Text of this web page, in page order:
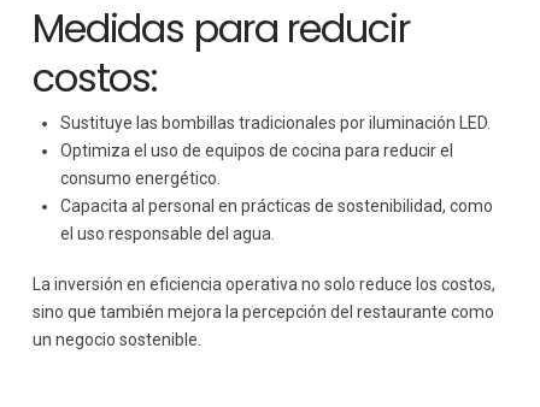
Medidas para reducir
costos:
Sustituye las bombillas tradicionales por iluminación LED.
Optimiza el uso de equipos de cocina para reducir el
consumo energético.
Capacita al personal en prácticas de sostenibilidad, como
el uso responsable del agua.
La inversión en eficiencia operativa no solo reduce los costos,
sino que también mejora la percepción del restaurante como
un negocio sostenible.